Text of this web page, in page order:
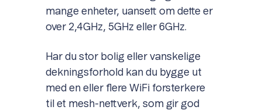
mange enheter, uansett om dette er
over 2,4GHz, 5GHz eller 6GHz.
Har du stor bolig eller vanskelige
dekningsforhold kan du bygge ut
med en eller flere WiFi forsterkere
til et mesh-nettverk, som gir god